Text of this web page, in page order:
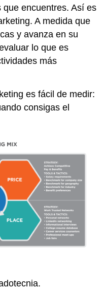
encuentres. Así es
A medida que
y avanza en su
lo que es
más
es fácil de medir:
consigas el